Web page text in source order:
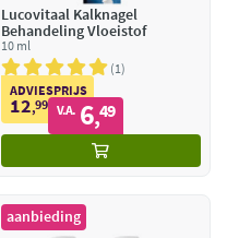
Lucovitaal Kalknagel
Behandeling Vloeistof
10 ml
1
ADVIESPRIJS
12,99 V.A. 6,49
aanbieding